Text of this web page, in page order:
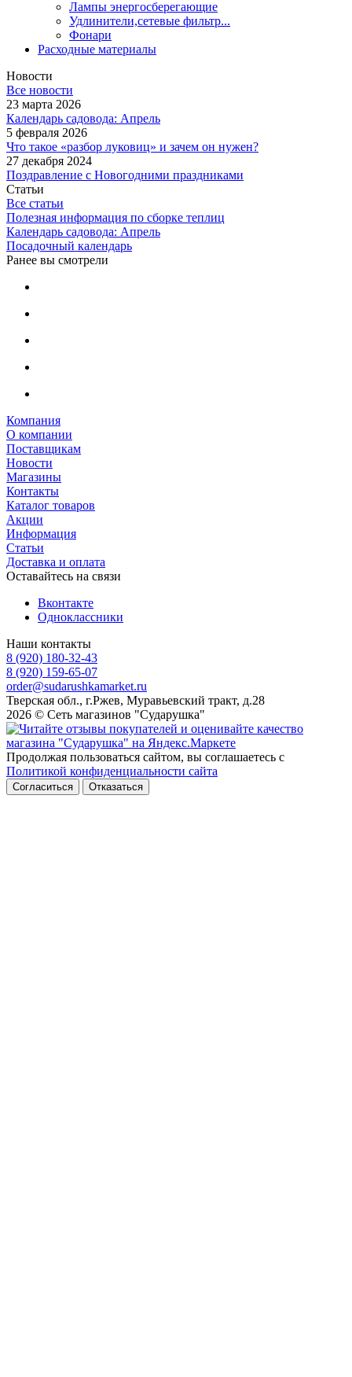
Лампы энергосберегающие
Удлинители,сетевые фильтр...
Фонари
Расходные материалы
Новости
Все новости
23 марта 2026
Календарь садовода: Апрель
5 февраля 2026
Что такое «разбор луковиц» и зачем он нужен?
27 декабря 2024
Поздравление с Новогодними праздниками
Статьи
Все статьи
Полезная информация по сборке теплиц
Календарь садовода: Апрель
Посадочный календарь
Ранее вы смотрели
Компания
О компании
Поставщикам
Новости
Магазины
Контакты
Каталог товаров
Акции
Информация
Статьи
Доставка и оплата
Оставайтесь на связи
Вконтакте
Одноклассники
Наши контакты
8 (920) 180-32-43
8 (920) 159-65-07
order@sudarushkamarket.ru
Тверская обл., г.Ржев, Муравьевский тракт, д.28
2026 © Сеть магазинов "Сударушка"
Продолжая пользоваться сайтом, вы соглашаетесь с
Политикой конфиденциальности сайта
Согласиться Отказаться